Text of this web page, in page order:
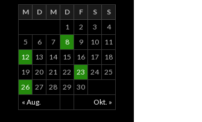
M D M D F S S
« Aug. Okt. »
1 2 3
4
5
6 7 8 9 10
11
12
13 14 15 16 17
18
19 20 21 22 23 24 25
26 27 28 29 30